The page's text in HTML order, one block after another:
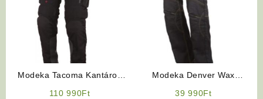
Modeka Tacoma Kantáros
110 990Ft
Modeka Denver Wax
39 990Ft